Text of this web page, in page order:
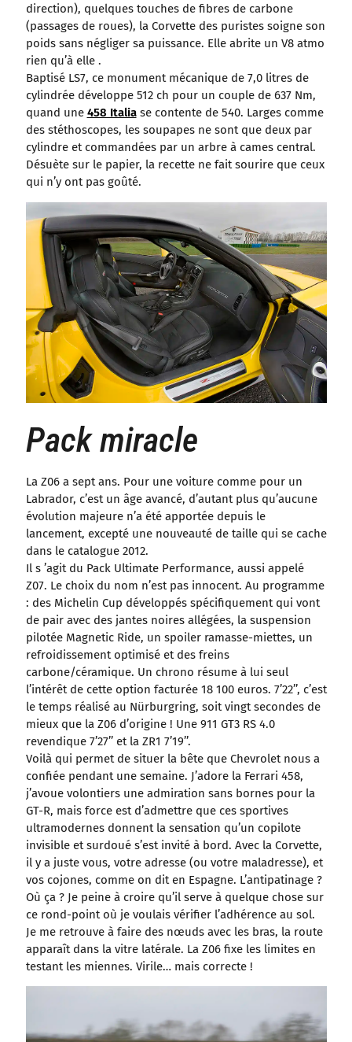
direction), quelques touches de fibres de carbone
(passages de roues), la Corvette des puristes soigne son
poids sans négliger sa puissance. Elle abrite un V8 atmo
rien qu’à elle .
Baptisé LS7, ce monument mécanique de 7,0 litres de
cylindrée développe 512 ch pour un couple de 637 Nm,
quand une 458 Italiase contente de 540. Larges comme
des stéthoscopes, les soupapes ne sont que deux par
cylindre et commandées par un arbre à cames central.
Désuète sur le papier, la recette ne fait sourire que ceux
qui n’y ont pas goûté.
Pack miracle
La Z06 a sept ans. Pour une voiture comme pour un
Labrador, c’est un âge avancé, d’autant plus qu’aucune
évolution majeure n’a été apportée depuis le
lancement, excepté une nouveauté de taille qui se cache
dans le catalogue 2012.
Il s ’agit du Pack Ultimate Performance, aussi appelé
Z07. Le choix du nom n’est pas innocent. Au programme
: des Michelin Cup développés spécifiquement qui vont
de pair avec des jantes noires allégées, la suspension
pilotée Magnetic Ride, un spoiler ramasse-miettes, un
refroidissement optimisé et des freins
carbone/céramique. Un chrono résume à lui seul
l’intérêt de cette option facturée 18 100 euros. 7’22’’, c’est
le temps réalisé au Nürburgring, soit vingt secondes de
mieux que la Z06 d’origine ! Une 911 GT3 RS 4.0
revendique 7’27’’ et la ZR1 7’19’’.
Voilà qui permet de situer la bête que Chevrolet nous a
confiée pendant une semaine. J’adore la Ferrari 458,
j’avoue volontiers une admiration sans bornes pour la
GT-R, mais force est d’admettre que ces sportives
ultramodernes donnent la sensation qu’un copilote
invisible et surdoué s’est invité à bord. Avec la Corvette,
il y a juste vous, votre adresse (ou votre maladresse), et
vos cojones, comme on dit en Espagne. L’antipatinage ?
Où ça ? Je peine à croire qu’il serve à quelque chose sur
ce rond-point où je voulais vérifier l’adhérence au sol.
Je me retrouve à faire des nœuds avec les bras, la route
apparaît dans la vitre latérale. La Z06 fixe les limites en
testant les miennes. Virile… mais correcte !